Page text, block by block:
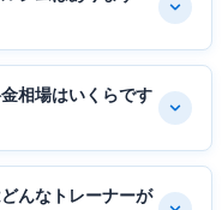
相場はいくらです
んなトレーナーが